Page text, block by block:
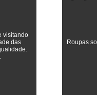
do que
As